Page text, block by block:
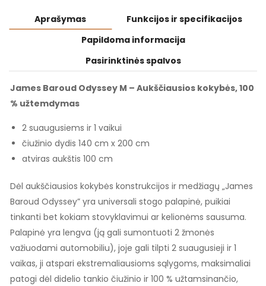
Aprašymas
Funkcijos ir specifikacijos
Papildoma informacija
Pasirinktinės spalvos
James Baroud Odyssey M – Aukščiausios kokybės, 100
% užtemdymas
2 suaugusiems ir 1 vaikui
čiužinio dydis 140 cm x 200 cm
atviras aukštis 100 cm
Dėl aukščiausios kokybės konstrukcijos ir medžiagų „James
Baroud Odyssey” yra universali stogo palapinė, puikiai
tinkanti bet kokiam stovyklavimui ar kelionėms sausuma.
Palapinė yra lengva (ją gali sumontuoti 2 žmonės
važiuodami automobiliu), joje gali tilpti 2 suaugusieji ir 1
vaikas, ji atspari ekstremaliausioms sąlygoms, maksimaliai
patogi dėl didelio tankio čiužinio ir 100 % užtamsinančio,